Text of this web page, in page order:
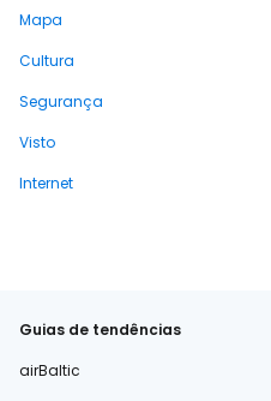
Mapa
Cultura
Segurança
Visto
Internet
Guias de tendências
airBaltic